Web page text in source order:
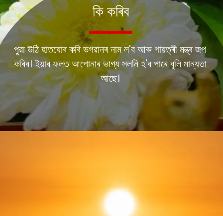
পুৱা উঠি হাতযোৰ কৰি ভগৱানৰ নাম ল'ব আৰু গায়ত্ৰী মন্ত্ৰ জপ
কৰিব। ইয়াৰ ফলত আপোনাৰ ভাগ্য সলনি হ'ব পাৰে বুলি মান্যতা
আছে।
কি কৰিব